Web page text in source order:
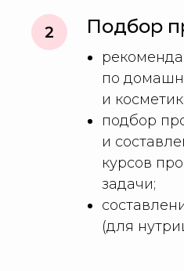
Подбор
по
и
подбор
и
курсов
задачи;
(для